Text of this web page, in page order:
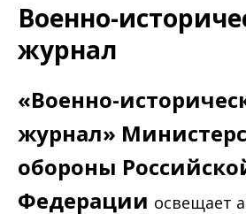
Военно-
журнал
«Военно-
журнал»
обороны
Федерации освещает